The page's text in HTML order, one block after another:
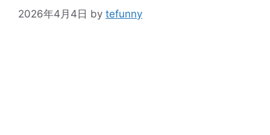
2026年4月4日 by tefunny